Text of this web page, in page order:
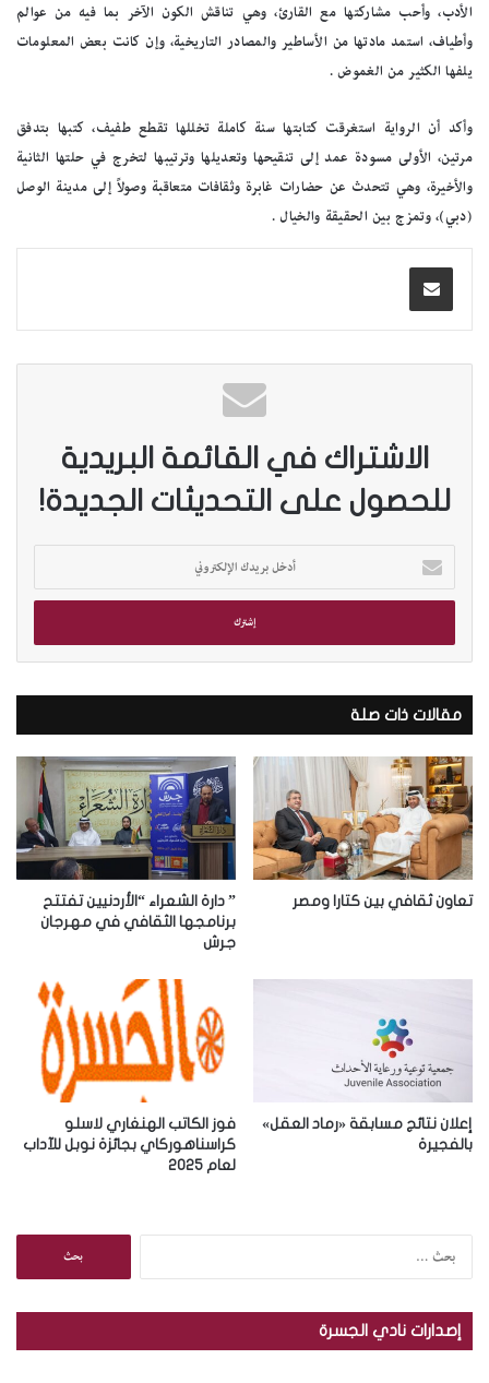
الأدب، وأحب مشاركتها مع القارئ، وهي تناقش الكون الآخر بما فيه من عوالم
وأطياف، استمد مادتها من الأساطير والمصادر التاريخية، وإن كانت بعض المعلومات
يلفها الكثير من الغموض .
وأكد أن الرواية استغرقت كتابتها سنة كاملة تخللها تقطع طفيف، كتبها بتدفق
مرتين، الأولى مسودة عمد إلى تنقيحها وتعديلها وترتيبها لتخرج في حلتها الثانية
والأخيرة، وهي تتحدث عن حضارات غابرة وثقافات متعاقبة وصولاً إلى مدينة الوصل
(دبي)، وتمزج بين الحقيقة والخيال .
الاشتراك في القائمة البريدية
للحصول على التحديثات الجديدة!
خ
ب
ي
د
ك
ا
ل
إ
ل
ت
ر
مقالات ذات صلة
تعاون ثقافي بين كتارا ومصر
” دارة الشعراء “الأردنيين تفتتح
برنامجها الثقافي في مهرجان
جرش
إعلان نتائج مسابقة «رماد العقل»
بالفجيرة
فوز الكاتب الهنغاري لاسلو
كراسناهوركاي بجائزة نوبل للآداب
لعام 2025
ح
إصدارات نادي الجسرة